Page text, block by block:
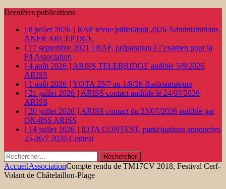
Dernières publications
[ 8 juillet 2026 ] RAF revue juillet/aout 2026 Administrations
ANFR ARCEP DGE
[ 17 septembre 2021 ] RAF, préparation à l’examen pour la
F4 Association
[ 4 août 2026 ] ARISS TELEBRIDGE audible 5/8/2026
ARISS
[ 1 août 2026 ]YOTA 25/7 au 1/8/26 Radioamateurs
[ 21 juillet 2026 ] ARISS contact audible le 24/07/2026
ARISS
[ 20 juillet 2026 ] ARISS contact du 23/07/2026 audible par
ON4ISS ARISS
[ 14 juillet 2026 ] IOTA CONTEST, participations annoncées
25-26/7 2026 Contest
Rechercher :
AccueilAssociationCompte rendu de TM17CV 2018, Festival Cerf-
Volant de Châtelaillon-Plage